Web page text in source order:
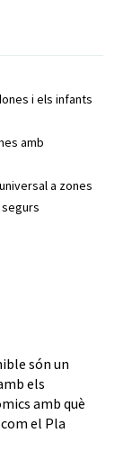
i els infants
amb
a zones
són un
els
amb què
el Pla